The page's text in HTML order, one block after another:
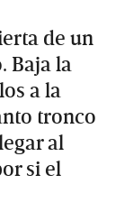
de un
Baja la
a la
tronco
al
si el